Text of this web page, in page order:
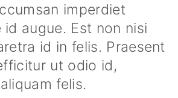
imperdiet
id augue. Est non nisi
id in felis. Praesent
ut odio id,
felis.